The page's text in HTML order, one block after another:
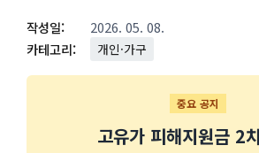
작성일:
2026. 05. 08.
카테고리:
개인·가구
중요 공지
고유가 피해지원금 2